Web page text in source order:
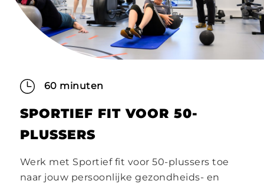
60 minuten
SPORTIEF FIT VOOR 50-
PLUSSERS
Werk met Sportief fit voor 50-plussers toe
naar jouw persoonlijke gezondheids- en